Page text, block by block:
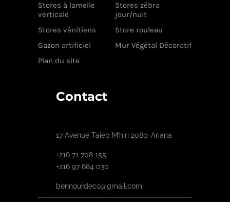
Stores à lamelle
verticale
Stores zébra
jour/nuit
Stores vénitiens
Store rouleau
Gazon artificiel
Mur Végétal Décoratif
Plan du site
Contact
17 Avenue Taieb M’hiri 2080-Ariana
+216 71 708 155
+216 97 684 030
bennourdeco@gmail.com